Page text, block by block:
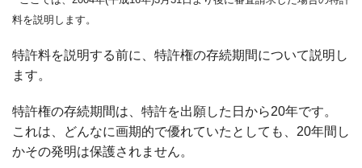
料を説明します。
特許料を説明する前に、特許権の存続期間について説明し
ます。
特許権の存続期間は、特許を出願した日から20年です。
これは、どんなに画期的で優れていたとしても、20年間し
かその発明は保護されません。